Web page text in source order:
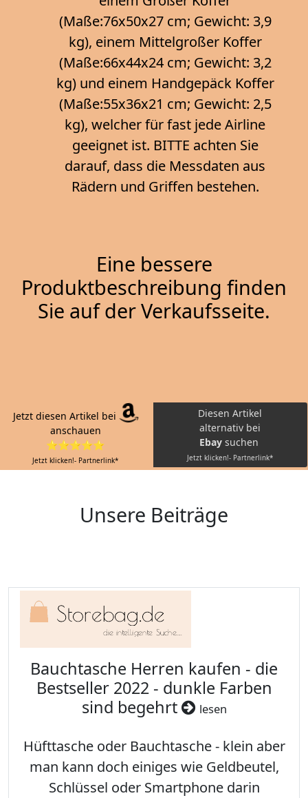
(Maße:76x50x27 cm; Gewicht: 3,9
kg), einem Mittelgroßer Koffer
(Maße:66x44x24 cm; Gewicht: 3,2
kg) und einem Handgepäck Koffer
(Maße:55x36x21 cm; Gewicht: 2,5
kg), welcher für fast jede Airline
geeignet ist. BITTE achten Sie
darauf, dass die Messdaten aus
Rädern und Griffen bestehen.
Eine bessere
Produktbeschreibung finden
Sie auf der Verkaufsseite.
Jetzt diesen Artikel bei
anschauen
⭐⭐⭐⭐⭐
Jetzt klicken!- Partnerlink*
Diesen Artikel
alternativ bei
Ebay suchen
Jetzt klicken!- Partnerlink*
Unsere Beiträge
Bauchtasche Herren kaufen - die
Bestseller 2022 - dunkle Farben
sind begehrt
lesen
Hüfttasche oder Bauchtasche - klein aber
man kann doch einiges wie Geldbeutel,
Schlüssel oder Smartphone darin